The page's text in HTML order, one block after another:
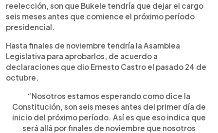
reelección, son que Bukele tendría que dejar el cargo
seis meses antes que comience el próximo período
presidencial.
Hasta finales de noviembre tendría la Asamblea
Legislativa para aprobarlos, de acuerdo a
declaraciones que dio Ernesto Castro el pasado 24 de
octubre.
“Nosotros estamos esperando como dice la
Constitución, son seis meses antes del primer día de
inicio del próximo período. Así es que eso indica que
será allá por finales de noviembre que nosotros